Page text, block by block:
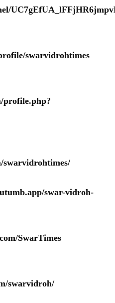
swarvidrohtimes
profile.php?
swarvidrohtimes/
swar-vidroh-
SwarTimes
swarvidroh/